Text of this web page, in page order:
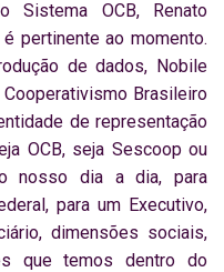
Sistema OCB, Renato
pertinente ao momento.
de dados, Nobile
Brasileiro
de representação
OCB, seja Sescoop ou
nosso dia a dia, para
para um Executivo,
dimensões sociais,
que temos dentro do